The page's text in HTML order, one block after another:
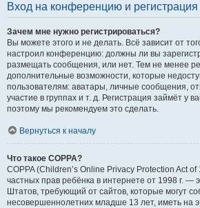
Вход на конференцию и регистрация
Зачем мне нужно регистрироваться?
Вы можете этого и не делать. Всё зависит от
настроил конференцию: должны ли вы
размещать сообщения, или нет. Тем не менее
дополнительные возможности, которые
пользователям: аватары, личные сообщения,
участие в группах и т. д. Регистрация займёт у
поэтому мы рекомендуем это сделать.
Вернуться к началу
Что такое COPPA?
COPPA (Children’s Online Privacy Protection Act
частных прав ребёнка в интернете от 1998 г. —
Штатов, требующий от сайтов, которые могут
несовершеннолетних младше 13 лет, иметь на